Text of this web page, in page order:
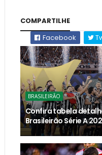
COMPARTILHE
Facebook
BRASILEIRÃO
Confira tabela
Brasileirão Série A